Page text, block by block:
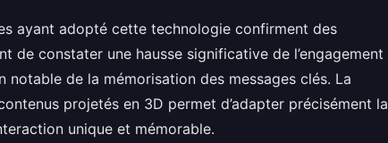
ayant adopté cette technologie confirment des
de constater une hausse significative de l’engagement
notable de la mémorisation des messages clés. La
projetés en 3D permet d’adapter précisément la
unique et mémorable.